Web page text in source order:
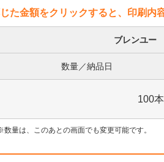
た金額をクリックすると、印刷内
ブレンユ
数量／納品日
100本
数量は、このあとの画面でも変更可能です。